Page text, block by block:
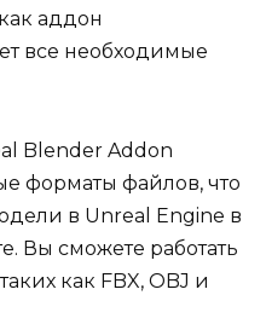
аддон
все необходимые
Blender Addon
форматы файлов, что
в Unreal Engine в
Вы сможете работать
как FBX, OBJ и